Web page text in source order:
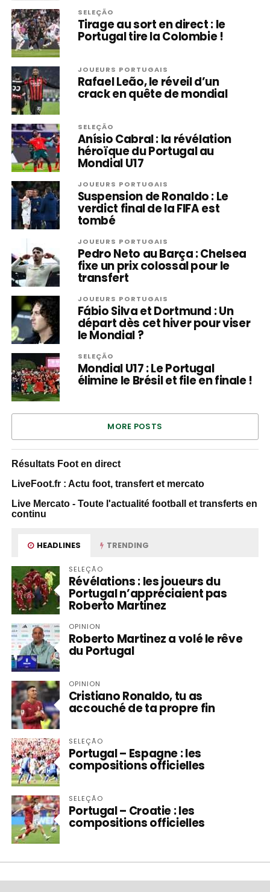
SELEÇÃO
Tirage au sort en direct : le
Portugal tire la Colombie !
JOUEURS PORTUGAIS
Rafael Leão, le réveil d’un
crack en quête de mondial
SELEÇÃO
Anísio Cabral : la révélation
héroïque du Portugal au
Mondial U17
JOUEURS PORTUGAIS
Suspension de Ronaldo : Le
verdict final de la FIFA est
tombé
JOUEURS PORTUGAIS
Pedro Neto au Barça : Chelsea
fixe un prix colossal pour le
transfert
JOUEURS PORTUGAIS
Fábio Silva et Dortmund : Un
départ dès cet hiver pour viser
le Mondial ?
SELEÇÃO
Mondial U17 : Le Portugal
élimine le Brésil et file en finale !
MORE POSTS
Résultats Foot en direct
LiveFoot.fr : Actu foot, transfert et mercato
Live Mercato - Toute l'actualité football et transferts en
continu
HEADLINES TRENDING
SELEÇÃO
Révélations : les joueurs du
Portugal n’appréciaient pas
Roberto Martinez
OPINION
Roberto Martinez a volé le rêve
du Portugal
OPINION
Cristiano Ronaldo, tu as
accouché de ta propre fin
SELEÇÃO
Portugal – Espagne : les
compositions officielles
SELEÇÃO
Portugal – Croatie : les
compositions officielles